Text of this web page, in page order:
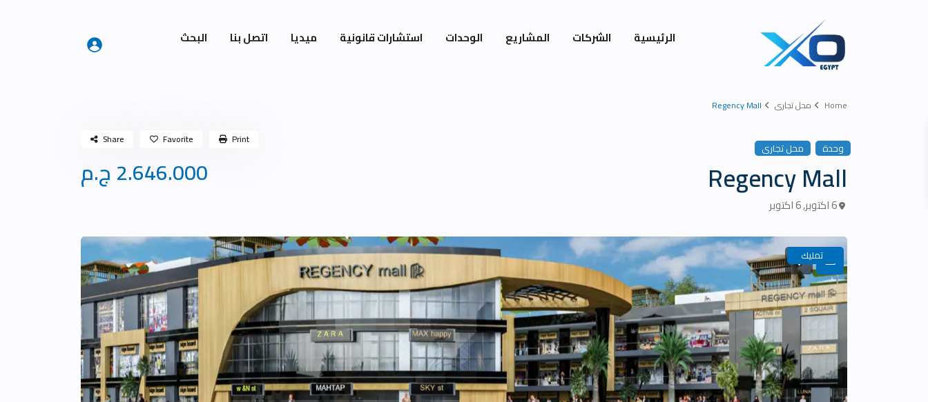
الرئيسية الشركات المشاريع الوحدات استشارات قانونية ميديا اتصل بنا البحث
Home محل تجارى Regency Mall
وحدة محل تجارى
Regency Mall
6 اكتوبر ,6 اكتوبر
Share Favorite Print
تمليك